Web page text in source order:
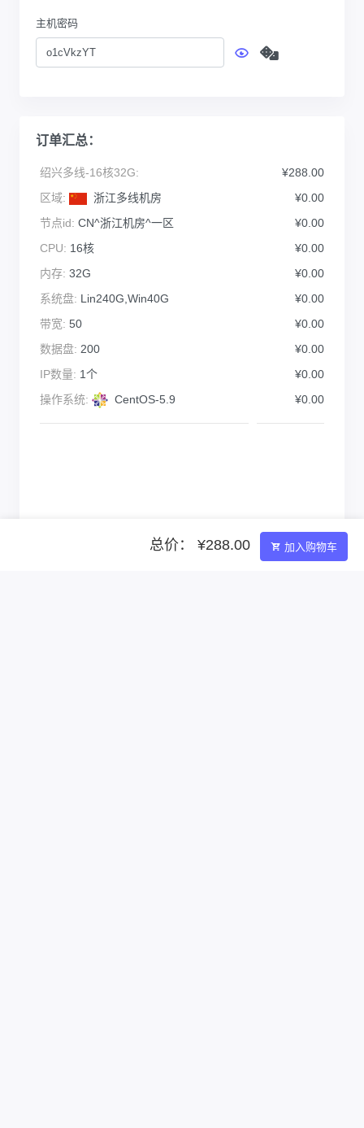
主机密码
订单汇总：
绍兴多线-16核32G:
¥288.00
区域:
浙江多线机房
¥0.00
节点id: CN^浙江机房^一区
¥0.00
CPU: 16核
¥0.00
内存: 32G
¥0.00
系统盘: Lin240G,Win40G
¥0.00
带宽: 50
¥0.00
数据盘: 200
¥0.00
IP数量: 1个
¥0.00
操作系统:
CentOS-5.9 ¥0.00
总价： ¥288.00 加入购物车